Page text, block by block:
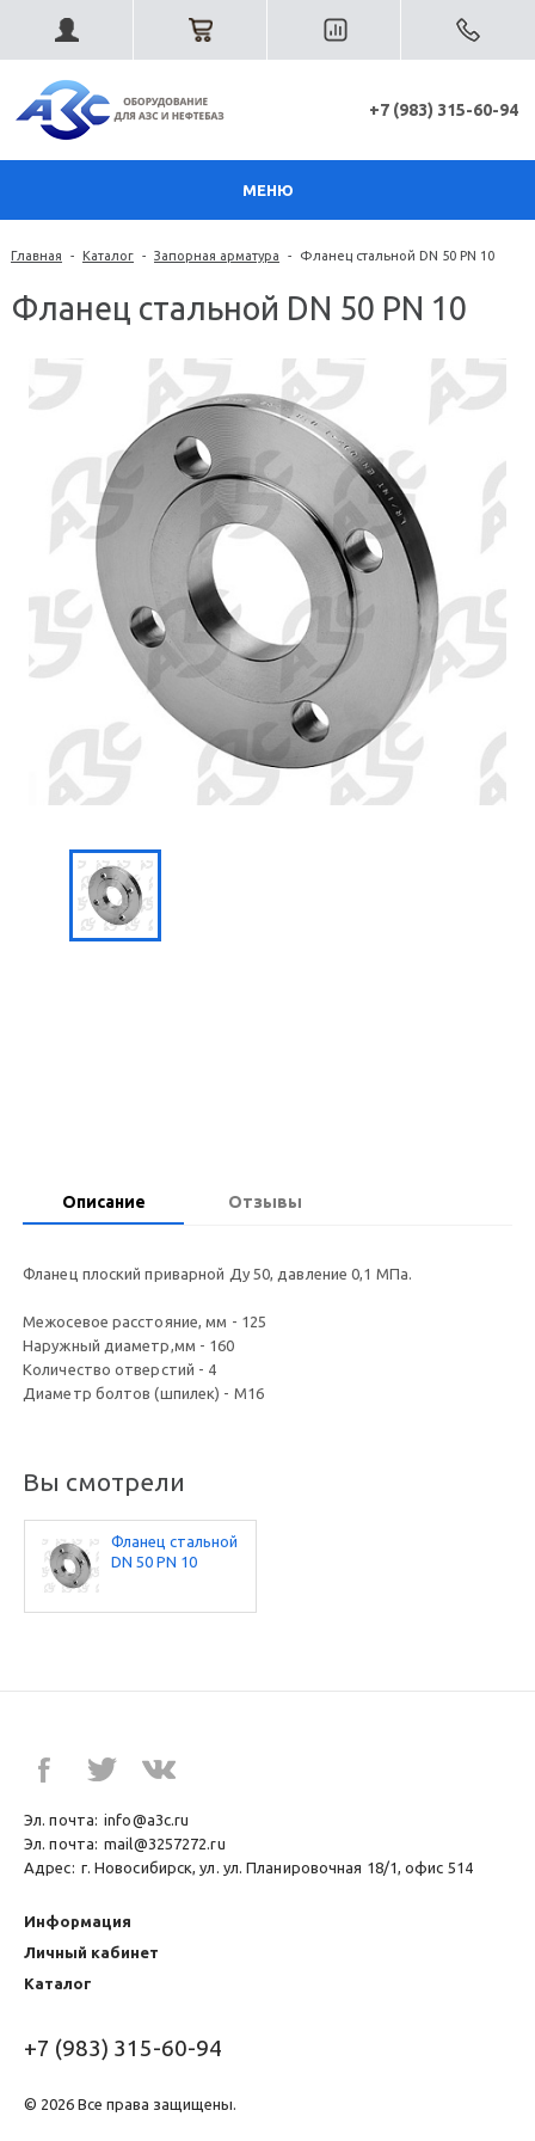
+7 (983) 315-60-94
МЕНЮ
Главная - Каталог - Запорная арматура - Фланец стальной DN 50 PN 10
Фланец стальной DN 50 PN 10
Описание Отзывы
Фланец плоский приварной Ду 50, давление 0,1 МПа.
Межосевое расстояние, мм - 125
Наружный диаметр,мм - 160
Количество отверстий - 4
Диаметр болтов (шпилек) - М16
Вы смотрели
Фланец стальной
DN 50 PN 10
Эл. почта: info@a3c.ru
Эл. почта: mail@3257272.ru
Адрес: г. Новосибирск, ул. ул. Планировочная 18/1, офис 514
Информация
Личный кабинет
Каталог
+7 (983) 315-60-94
© 2026 Все права защищены.